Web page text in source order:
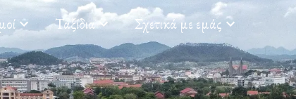
Ταξίδια Σχετικά με εμάς